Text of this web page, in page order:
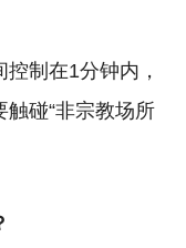
制在1分钟内，
碰“非宗教场所